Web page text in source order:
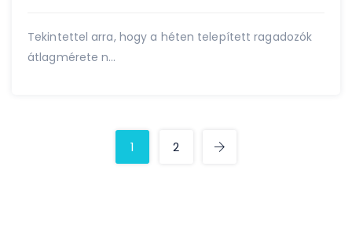
Tekintettel arra, hogy a héten telepített ragadozók
átlagmérete n...
1 2